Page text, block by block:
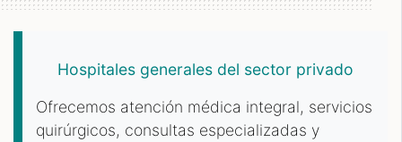
Hospitales generales del sector privado
Ofrecemos atención médica integral, servicios
quirúrgicos, consultas especializadas y